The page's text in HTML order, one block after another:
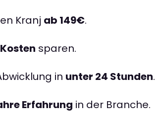
Kranj ab 149€.
sparen.
in unter 24 Stunden.
Erfahrung in der Branche.